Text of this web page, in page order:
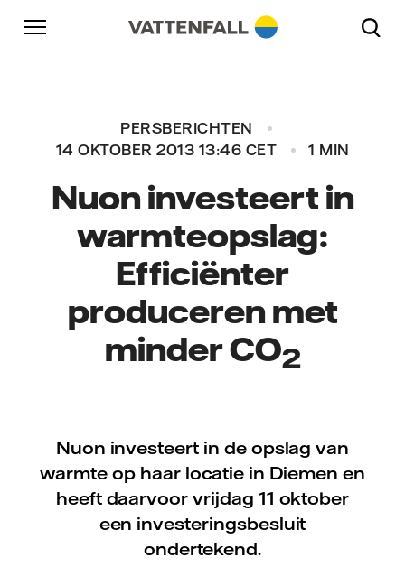
Naar content
Naar hoofdnavigatie
Ga naar footer
PERSBERICHTEN
14 OKTOBER 2013 13:46 CET
1 MIN
Nuon investeert in
warmteopslag:
Efficiënter
produceren met
minderCO2
Nuon investeert in de opslag van
warmte op haar locatie in Diemen en
heeft daarvoor vrijdag 11 oktober
een investeringsbesluit
ondertekend.
Naar hoofdnavigatie